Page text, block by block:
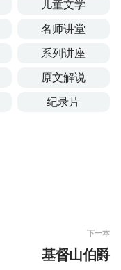
儿童文学
名师讲堂
系列讲座
原文解说
纪录片
下一本
基督山伯爵